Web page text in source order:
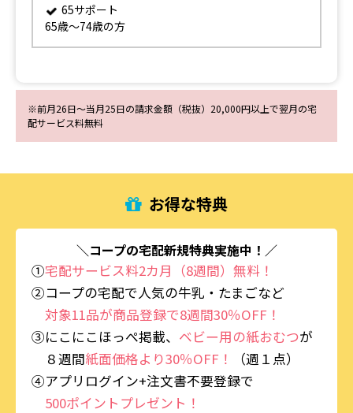
65サポート
65歳～74歳の方
※前月26日〜当月25日の請求金額（税抜）20,000円以上で翌月の宅
配サービス料無料
お得な特典
＼コープの宅配新規特典実施中！／
①宅配サービス料2カ月（8週間）無料！
②コープの宅配で人気の牛乳・たまごなど
対象11品が商品登録で8週間30％OFF！
③にこにこほっぺ掲載、 ベビー用の紙おむつが
８週間紙面価格より30％OFF！
（週１点）
④アプリログイン+注文書不要登録で
500ポイントプレゼント！